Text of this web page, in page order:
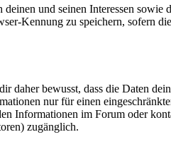
und seinen Interessen
Kennung zu speichern, sofern
daher bewusst, dass die Daten
nur für einen
Informationen im Forum oder
zugänglich.